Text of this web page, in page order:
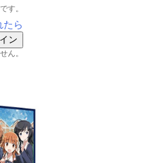
す。
たら
ん。